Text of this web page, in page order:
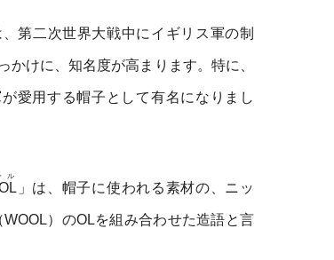
第二次世界大戦中にイギリス軍の制
かけに、知名度が高まります。特に、
愛用する帽子として有名になりまし
ル
」は、帽子に使われる素材の、ニッ
）のOLを組み合わせた造語と言